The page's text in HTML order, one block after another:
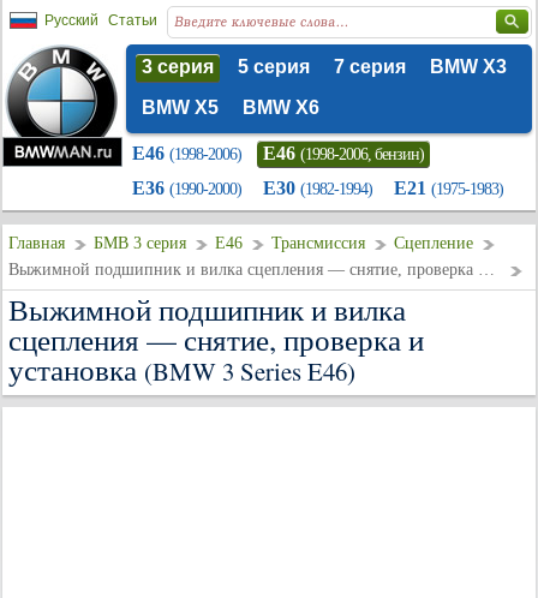
Русский Статьи
3 серия 5 серия 7 серия
BMW X3
BMW X5
BMW X6
E46 (1998-2006) E46 (1998-2006, бензин)
E36 (1990-2000) E30 (1982-1994) E21 (1975-1983)
Главная БМВ 3 серия E46 Трансмиссия
Сцепление
Выжимной подшипник и вилка сцепления — снятие, проверка и установка
Выжимной подшипник и вилка
сцепления — снятие, проверка и
установка (BMW 3 Series E46)